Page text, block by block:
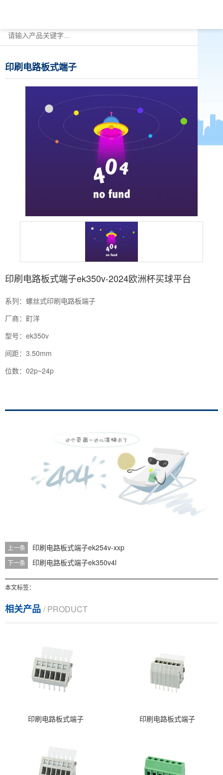
印刷电路板式端子
印刷电路板式端子ek350v-2024欧洲杯买球平台
系列：螺丝式印刷电路板端子
厂商：町洋
型号：ek350v
间距：3.50mm
位数：02p~24p
上一条 印刷电路板式端子ek254v-xxp
下一条 印刷电路板式端子ek350v4l
本文标签：
相关产品 / PRODUCT
印刷电路板式端子 印刷电路板式端子